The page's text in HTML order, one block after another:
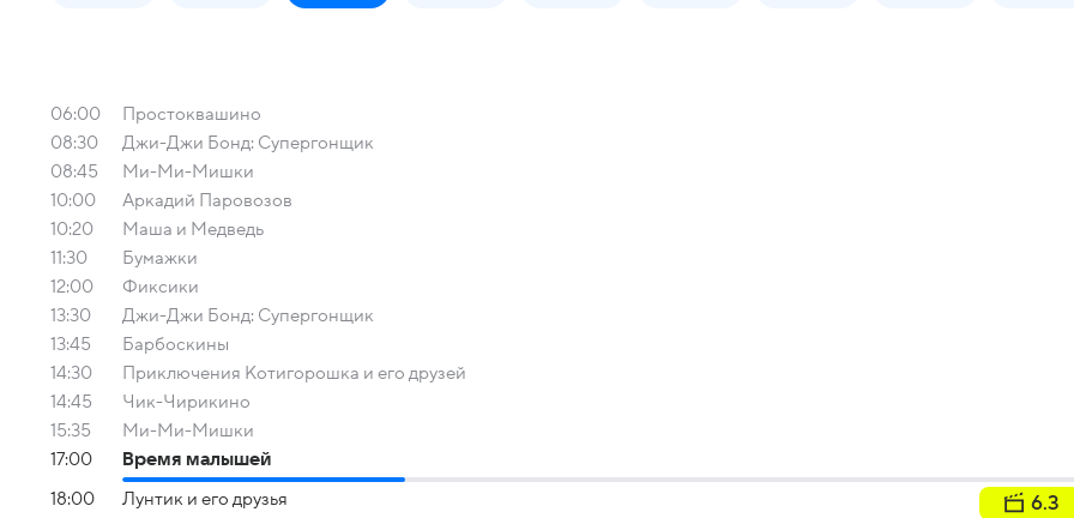
06:00
Простоквашино
08:30
Джи-Джи Бонд: Супергонщик
08:45
Ми-Ми-Мишки
10:00
Аркадий Паровозов
10:20
Маша и Медведь
11:30
Бумажки
12:00
Фиксики
13:30
Джи-Джи Бонд: Супергонщик
13:45
Барбоскины
14:30
Приключения Котигорошка и его друзей
14:45
Чик-Чирикино
15:35
Ми-Ми-Мишки
17:00
Время малышей
18:00 Лунтик и его друзья 6.3